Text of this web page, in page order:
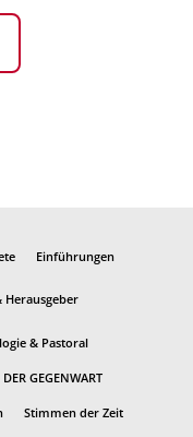
Einführungen
Herausgeber
& Pastoral
GEGENWART
Stimmen der Zeit